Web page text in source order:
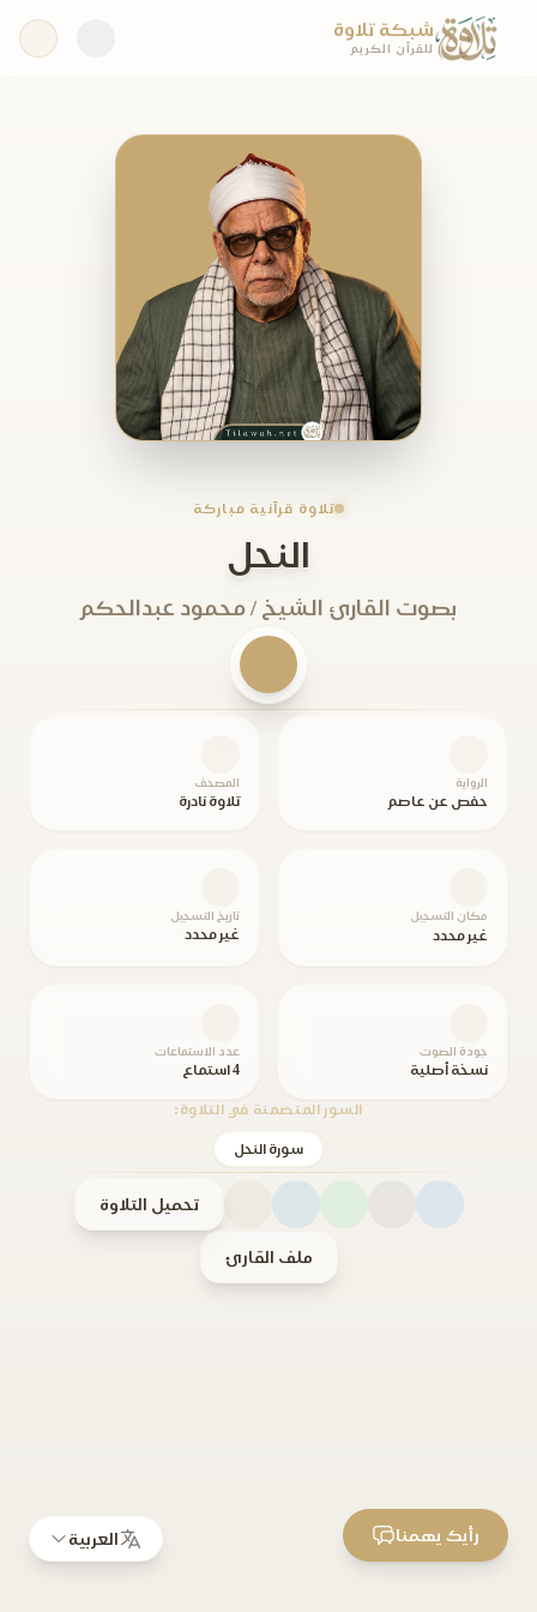
شبكة تلاوة
للقرآن الكريم
تلاوة قرآنية مباركة
النحل
بصوت القارئ الشيخ / محمود عبدالحكم
الرواية
حفص عن عاصم
المصحف
تلاوة نادرة
مكان التسجيل
غير محدد
تاريخ التسجيل
غير محدد
جودة الصوت
نسخة أصلية
عدد الاستماعات
4 استماع
السور المتضمنة في التلاوة:
سورة النحل
تحميل التلاوة
ملف القارئ
العربية رأيك يهمنا